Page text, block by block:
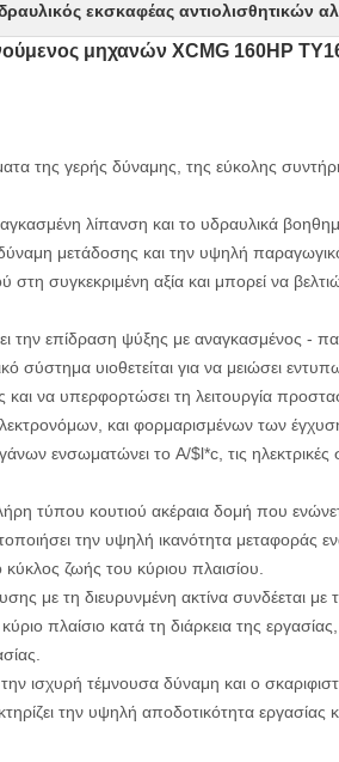
εκσκαφέας αντιολισθητικών
μηχανών XCMG 160HP
της γερής δύναμης, της εύκολης
λίπανση και το υδραυλικά
μετάδοσης και την υψηλή
συγκεκριμένη αξία και μπορεί να
την επίδραση ψύξης με αναγκασμένος -
σύστημα υιοθετείται για να μειώσει
να υπερφορτώσει τη λειτουργία
και φορμαρισμένων των
ενσωματώνει το A/$l*c, τις
τύπου κουτιού ακέραια δομή που
την υψηλή ικανότητα μεταφοράς
ζωής του κύριου πλαισίου.
με τη διευρυνμένη ακτίνα συνδέεται με
πλαίσιο κατά τη διάρκεια της
ισχυρή τέμνουσα δύναμη και ο
την υψηλή αποδοτικότητα εργασίας